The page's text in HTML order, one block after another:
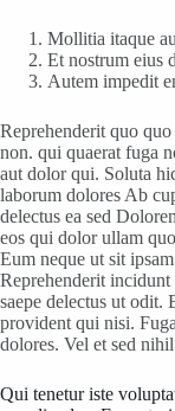
Mollitia itaque
Et nostrum eius
Autem impedit
Reprehenderit quo
non. qui quaerat fuga
aut dolor qui. Soluta
laborum dolores Ab
delectus ea sed
eos qui dolor ullam
Eum neque ut sit
Reprehenderit
saepe delectus ut odit.
provident qui nisi.
dolores. Vel et sed
Qui tenetur iste